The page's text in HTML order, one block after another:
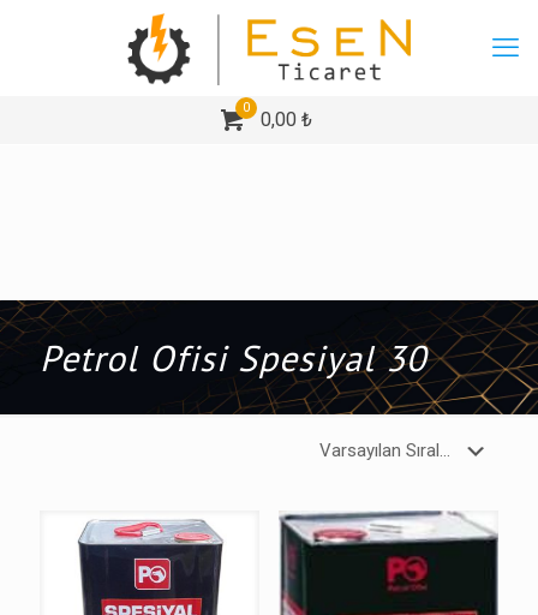
0
0,00 ₺
Petrol Ofisi Spesiyal 30